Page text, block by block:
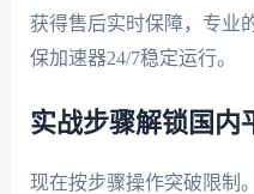
获得售后实时保障，专业
保加速器24/7稳定运行。
实战步骤解锁国内
现在按步骤操作突破限制